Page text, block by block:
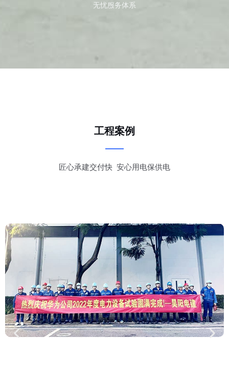
无忧服务体系
工程案例
匠心承建交付快 安心用电保供电